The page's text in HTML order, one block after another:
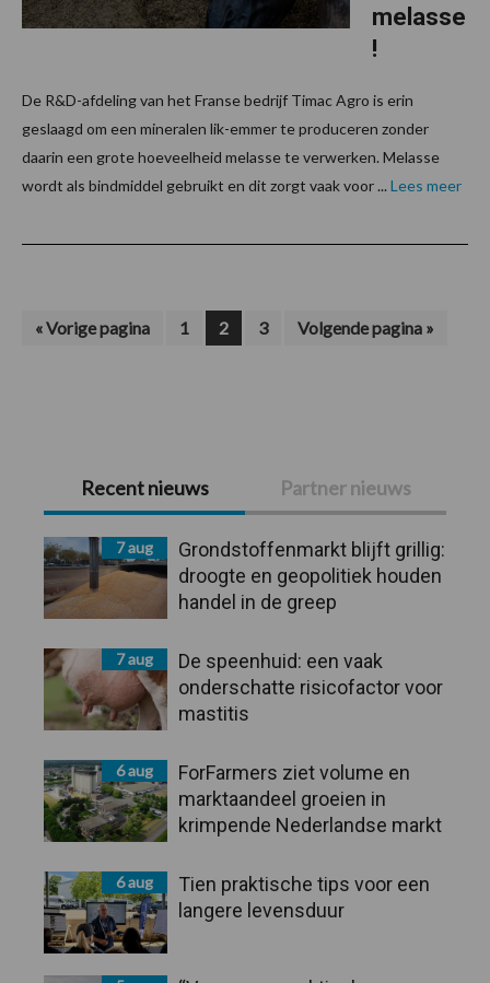
melasse
!
De R&D-afdeling van het Franse bedrijf Timac Agro is erin
geslaagd om een mineralen lik-emmer te produceren zonder
daarin een grote hoeveelheid melasse te verwerken. Melasse
wordt als bindmiddel gebruikt en dit zorgt vaak voor ... Lees meer
«Ga
Vorige pagina Pagina
1 Pagina
2 Pagina
3
Ga
naar
Volgende pagina »
Primaire
Sidebar
Recent nieuws Partner nieuws
7 aug
Grondstoffenmarkt blijft grillig:
droogte en geopolitiek houden
handel in de greep
7 aug
De speenhuid: een vaak
onderschatte risicofactor voor
mastitis
6 aug
ForFarmers ziet volume en
marktaandeel groeien in
krimpende Nederlandse markt
6 aug
Tien praktische tips voor een
langere levensduur